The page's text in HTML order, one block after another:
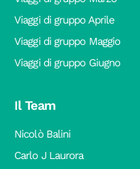
Viaggi di gruppo Aprile
Viaggi di gruppo Maggio
Viaggi di gruppo Giugno
Il Team
Nicolò Balini
Carlo J Laurora